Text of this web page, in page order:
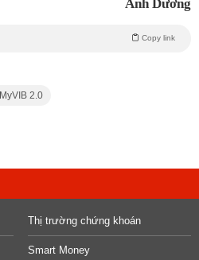
Ánh Dương
Copy link
MyVIB 2.0
Thị trường chứng khoán
Smart Money